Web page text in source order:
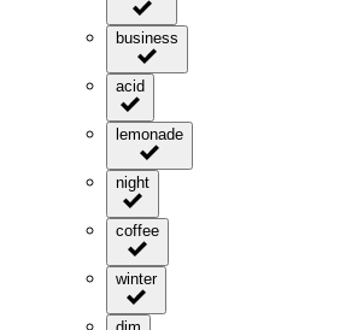
business
acid
lemonade
night
coffee
winter